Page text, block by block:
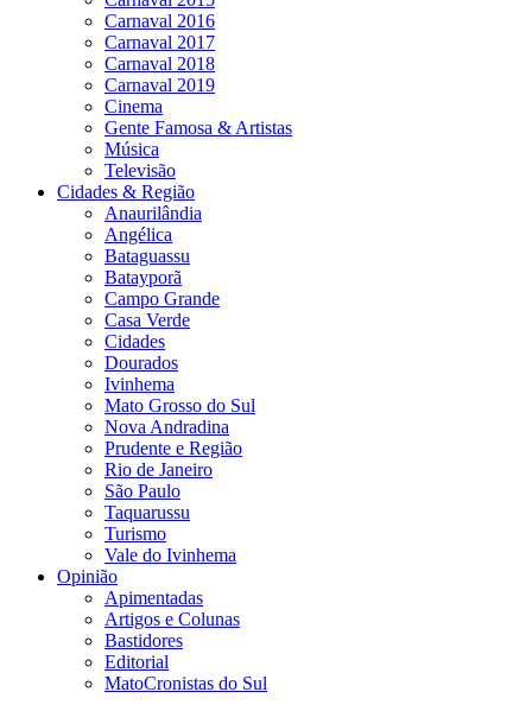
Carnaval 2016
Carnaval 2017
Carnaval 2018
Carnaval 2019
Cinema
Gente Famosa & Artistas
Música
Televisão
Cidades & Região
Anaurilândia
Angélica
Bataguassu
Batayporã
Campo Grande
Casa Verde
Cidades
Dourados
Ivinhema
Mato Grosso do Sul
Nova Andradina
Prudente e Região
Rio de Janeiro
São Paulo
Taquarussu
Turismo
Vale do Ivinhema
Opinião
Apimentadas
Artigos e Colunas
Bastidores
Editorial
MatoCronistas do Sul